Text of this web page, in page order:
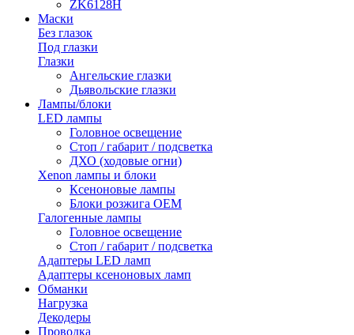
ZK6128H
Маски
Без глазок
Под глазки
Глазки
Ангельские глазки
Дьявольские глазки
Лампы/блоки
LED лампы
Головное освещение
Стоп / габарит / подсветка
ДХО (ходовые огни)
Xenon лампы и блоки
Ксеноновые лампы
Блоки розжига OEM
Галогенные лампы
Головное освещение
Стоп / габарит / подсветка
Адаптеры LED ламп
Адаптеры ксеноновых ламп
Обманки
Нагрузка
Декодеры
Проводка